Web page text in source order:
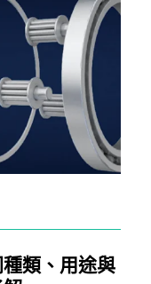
類、用途與